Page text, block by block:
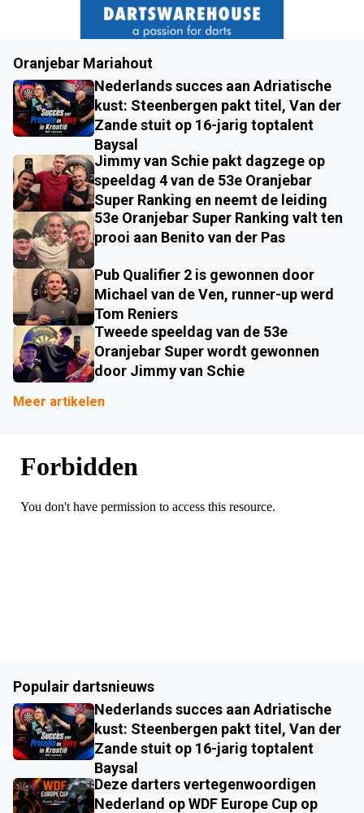
Oranjebar Mariahout
Nederlands succes aan Adriatische
kust: Steenbergen pakt titel, Van der
Zande stuit op 16-jarig toptalent
Baysal
Jimmy van Schie pakt dagzege op
speeldag 4 van de 53e Oranjebar
Super Ranking en neemt de leiding
53e Oranjebar Super Ranking valt ten
prooi aan Benito van der Pas
Pub Qualifier 2 is gewonnen door
Michael van de Ven, runner-up werd
Tom Reniers
Tweede speeldag van de 53e
Oranjebar Super wordt gewonnen
door Jimmy van Schie
Meer artikelen
Populair dartsnieuws
Nederlands succes aan Adriatische
kust: Steenbergen pakt titel, Van der
Zande stuit op 16-jarig toptalent
Baysal
Deze darters vertegenwoordigen
Nederland op WDF Europe Cup op